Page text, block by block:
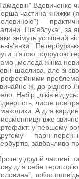
Вдовиченко
частина книжки
—
„Пів’яблука”, за
знімуть успішний
п’ятою подругою
„молода жінка
щаслива, але зі
ж, до рідного
Набір „ліків від
чисте
А для
вже
у першому
— парні персні
завбачливо
у другій частині
для себе
тобто